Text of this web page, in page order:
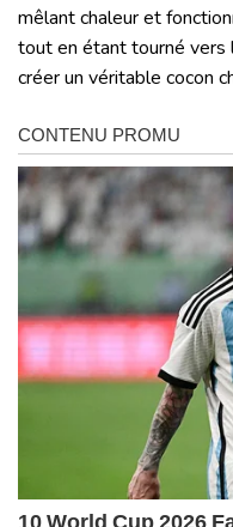
mêlant chaleur et
tout en étant tourné vers
créer un véritable cocon